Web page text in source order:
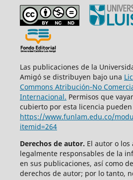
Las publicaciones de la
Amigó se distribuyen bajo una
Commons Atribución-No
Internacional. Permisos que
cubierto por esta licencia
https://www.funlam.edu.co/
itemid=264
Derechos de autor. El autor o
legalmente responsables de la
en sus publicaciones, así como
derechos de autor; por lo tanto,